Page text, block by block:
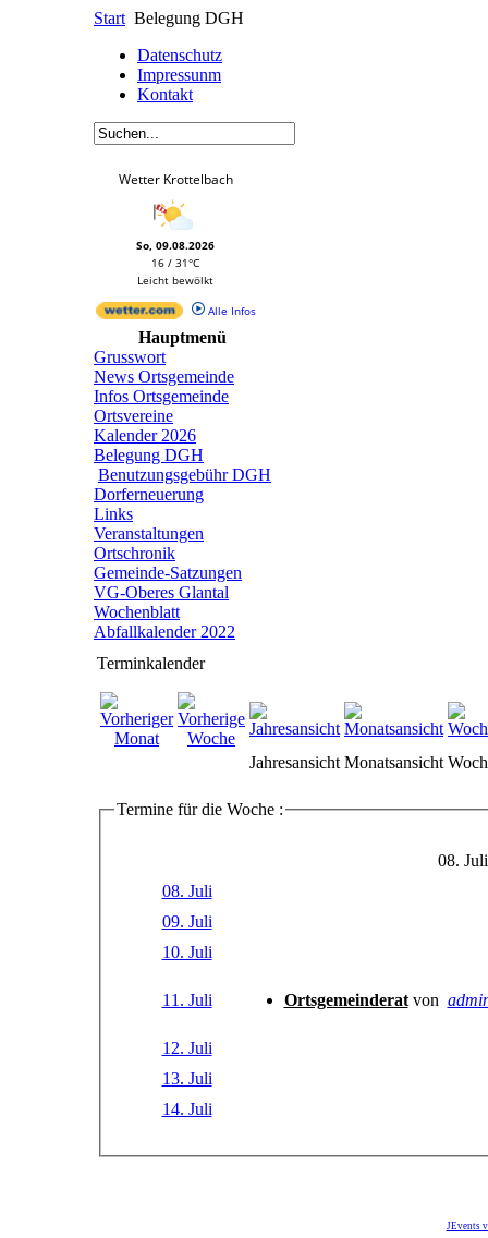
Start Belegung DGH
Datenschutz
Impressunm
Kontakt
Wetter Krottelbach
So, 09.08.2026
16 / 31°C
Leicht bewölkt
Alle Infos
Hauptmenü
Grusswort
News Ortsgemeinde
Infos Ortsgemeinde
Ortsvereine
Kalender 2026
Belegung DGH
Benutzungsgebühr DGH
Dorferneuerung
Links
Veranstaltungen
Ortschronik
Gemeinde-Satzungen
VG-Oberes Glantal
Wochenblatt
Abfallkalender 2022
Terminkalender
Jahresansicht Monatsansicht
Termine für die Woche :
08.
08. Juli
09. Juli
10. Juli
11. Juli Ortsgemeinderat von
12. Juli
13. Juli
14. Juli
JEvents